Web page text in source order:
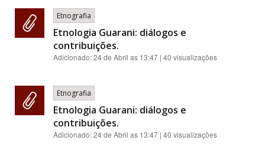
Etnografia
Etnologia Guarani: diálogos e
contribuições.
Adicionado:24 de Abril as 13:47 | 40 visualizações
Etnografia
Etnologia Guarani: diálogos e
contribuições.
Adicionado:24 de Abril as 13:47 | 40 visualizações